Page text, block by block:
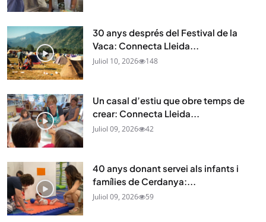
30 anys després del Festival de la
Vaca: Connecta Lleida...
Juliol 10, 2026 148
Un casal d’estiu que obre temps de
crear: Connecta Lleida...
Juliol 09, 2026 42
40 anys donant servei als infants i
famílies de Cerdanya:...
Juliol 09, 2026 59